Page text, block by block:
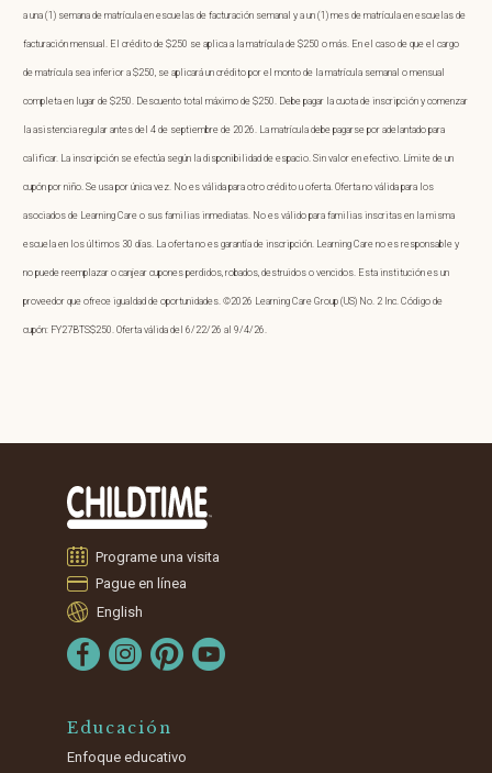
a una (1) semana de matrícula en escuelas de facturación semanal y a un (1) mes de matrícula en escuelas de
facturación mensual. El crédito de $250 se aplica a la matrícula de $250 o más. En el caso de que el cargo
de matrícula sea inferior a $250, se aplicará un crédito por el monto de la matrícula semanal o mensual
completa en lugar de $250. Descuento total máximo de $250. Debe pagar la cuota de inscripción y comenzar
la asistencia regular antes del 4 de septiembre de 2026. La matrícula debe pagarse por adelantado para
calificar. La inscripción se efectúa según la disponibilidad de espacio. Sin valor en efectivo. Límite de un
cupón por niño. Se usa por única vez. No es válida para otro crédito u oferta. Oferta no válida para los
asociados de Learning Care o sus familias inmediatas. No es válido para familias inscritas en la misma
escuela en los últimos 30 días. La oferta no es garantía de inscripción. Learning Care no es responsable y
no puede reemplazar o canjear cupones perdidos, robados, destruidos o vencidos. Esta institución es un
proveedor que ofrece igualdad de oportunidades. ©2026 Learning Care Group (US) No. 2 Inc. Código de
cupón: FY27BTS$250. Oferta válida del 6/22/26 al 9/4/26.
Programe una visita
Pague en línea
English
Educación
Enfoque educativo